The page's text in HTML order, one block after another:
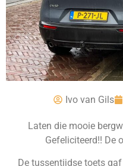
Ivo van Gils
Laten die mooie
Gefeliciteerd!! De
De tussentijdse toets